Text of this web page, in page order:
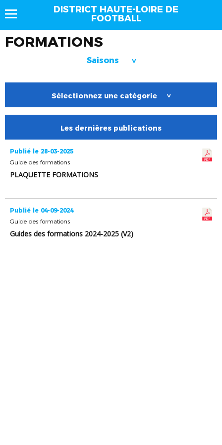
DISTRICT HAUTE-LOIRE DE
FOOTBALL
FORMATIONS
Saisons >
Sélectionnez une catégorie >
Les dernières publications
Publié le 28-03-2025
Guide des formations
PLAQUETTE FORMATIONS
Publié le 04-09-2024
Guide des formations
Guides des formations 2024-2025 (V2)